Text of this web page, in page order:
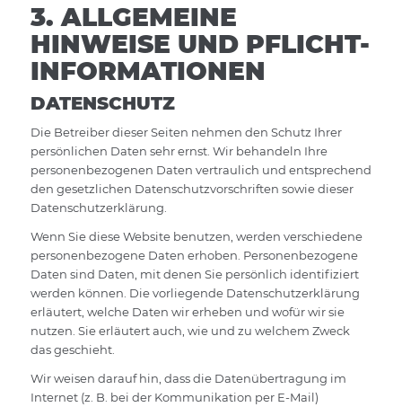
3. ALLGEMEINE
HINWEISE UND PFLICHT­
INFORMATIONEN
DATENSCHUTZ
Die Betreiber dieser Seiten nehmen den Schutz Ihrer
persönlichen Daten sehr ernst. Wir behandeln Ihre
personenbezogenen Daten vertraulich und entsprechend
den gesetzlichen Datenschutzvorschriften sowie dieser
Datenschutzerklärung.
Wenn Sie diese Website benutzen, werden verschiedene
personenbezogene Daten erhoben. Personenbezogene
Daten sind Daten, mit denen Sie persönlich identifiziert
werden können. Die vorliegende Datenschutzerklärung
erläutert, welche Daten wir erheben und wofür wir sie
nutzen. Sie erläutert auch, wie und zu welchem Zweck
das geschieht.
Wir weisen darauf hin, dass die Datenübertragung im
Internet (z. B. bei der Kommunikation per E-Mail)